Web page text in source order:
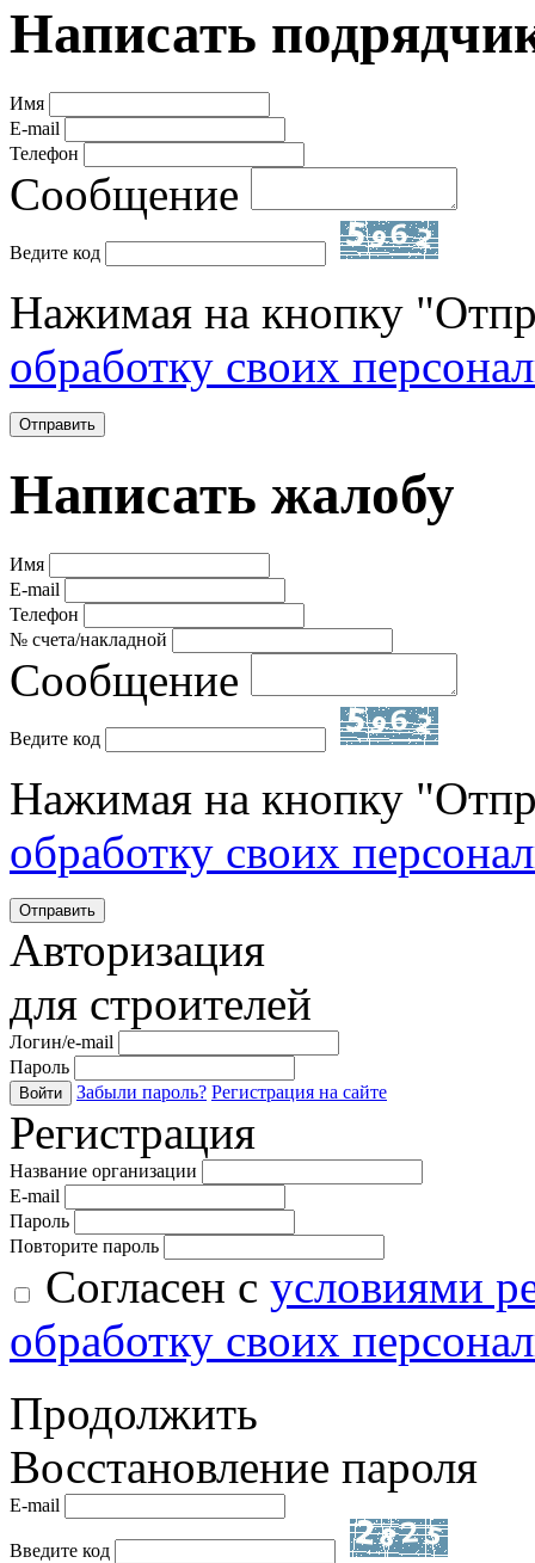
Написать
Имя
E-mail
Телефон
Сообщение
Ведите код
Нажимая на кнопку
обработку своих
Отправить
Написать жалобу
Имя
E-mail
Телефон
№ счета/накладной
Сообщение
Ведите код
Нажимая на кнопку
обработку своих
Отправить
Авторизация
для строителей
Логин/e-mail
Пароль
Войти Забыли пароль? Регистрация на сайте
Регистрация
Название организации
E-mail
Пароль
Повторите пароль
Согласен с условиями
обработку своих
Продолжить
Восстановление пароля
E-mail
Введите код